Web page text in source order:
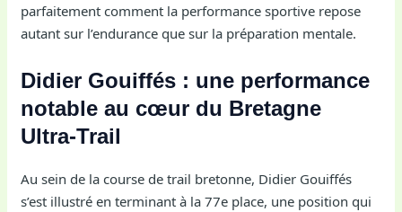
parfaitement comment la performance sportive repose
autant sur l’endurance que sur la préparation mentale.
Didier Gouiffés : une performance
notable au cœur du Bretagne
Ultra-Trail
Au sein de la course de trail bretonne, Didier Gouiffés
s’est illustré en terminant à la 77e place, une position qui